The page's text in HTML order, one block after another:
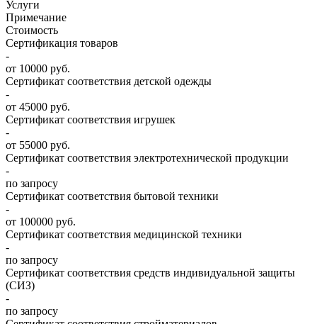
Услуги
Примечание
Стоимость
Сертификация товаров
-
от 10000 руб.
Сертификат соответствия детской одежды
-
от 45000 руб.
Сертификат соответствия игрушек
-
от 55000 руб.
Сертификат соответствия электротехнической продукции
-
по запросу
Сертификат соответствия бытовой техники
-
от 100000 руб.
Сертификат соответствия медицинской техники
-
по запросу
Сертификат соответствия средств индивидуальной защиты
(СИЗ)
-
по запросу